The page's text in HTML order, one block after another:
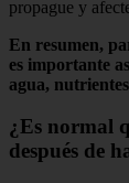
propague y
En resumen,
es importante
agua,
¿Es normal
después de